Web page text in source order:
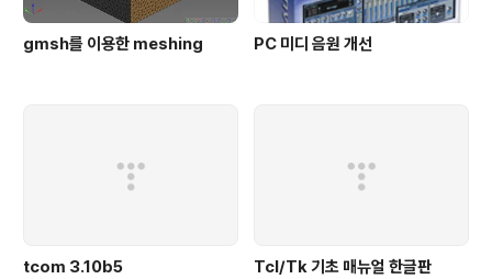
gmsh를 이용한 meshing PC 미디 음원 개선
tcom 3.10b5 Tcl/Tk 기초 매뉴얼 한글판